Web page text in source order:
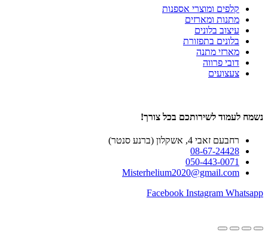
קלפים ומוצרי אספנות
מתנות ומארזים
עיצוב בלונים
בלונים בתפזורת
מארזי מתנה
דובי פרווה
צעצועים
נשמח לעמוד לשירותכם בכל צורך!
רחבעם זאבי 4, אשקלון (ברנע סנטר)
08-67-24428
050-443-0071
Misterhelium2020@gmail.com
Facebook Instagram Whatsapp